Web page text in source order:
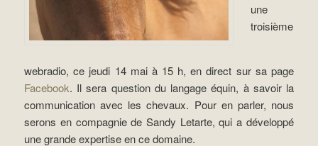
une
troisième
webradio, ce jeudi 14 mai à 15 h, en direct sur sa page
Facebook. Il sera question du langage équin, à savoir la
communication avec les chevaux. Pour en parler, nous
serons en compagnie de Sandy Letarte, qui a développé
une grande expertise en ce domaine.